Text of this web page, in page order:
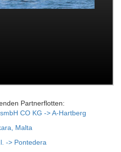
Partnerflotten:
CO KG -> A-Hartberg
Malta
-> Pontedera